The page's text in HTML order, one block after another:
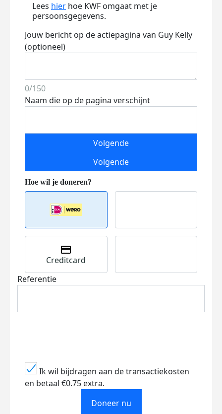
Lees hier hoe KWF omgaat met je
persoonsgegevens.
Jouw bericht op de actiepagina van Guy Kelly
(optioneel)
0/150
Naam die op de pagina verschijnt
Volgende
Volgende
Creditcard
Referentie
Ik wil bijdragen aan de transactiekosten
en betaal €0.75 extra.
Doneer nu